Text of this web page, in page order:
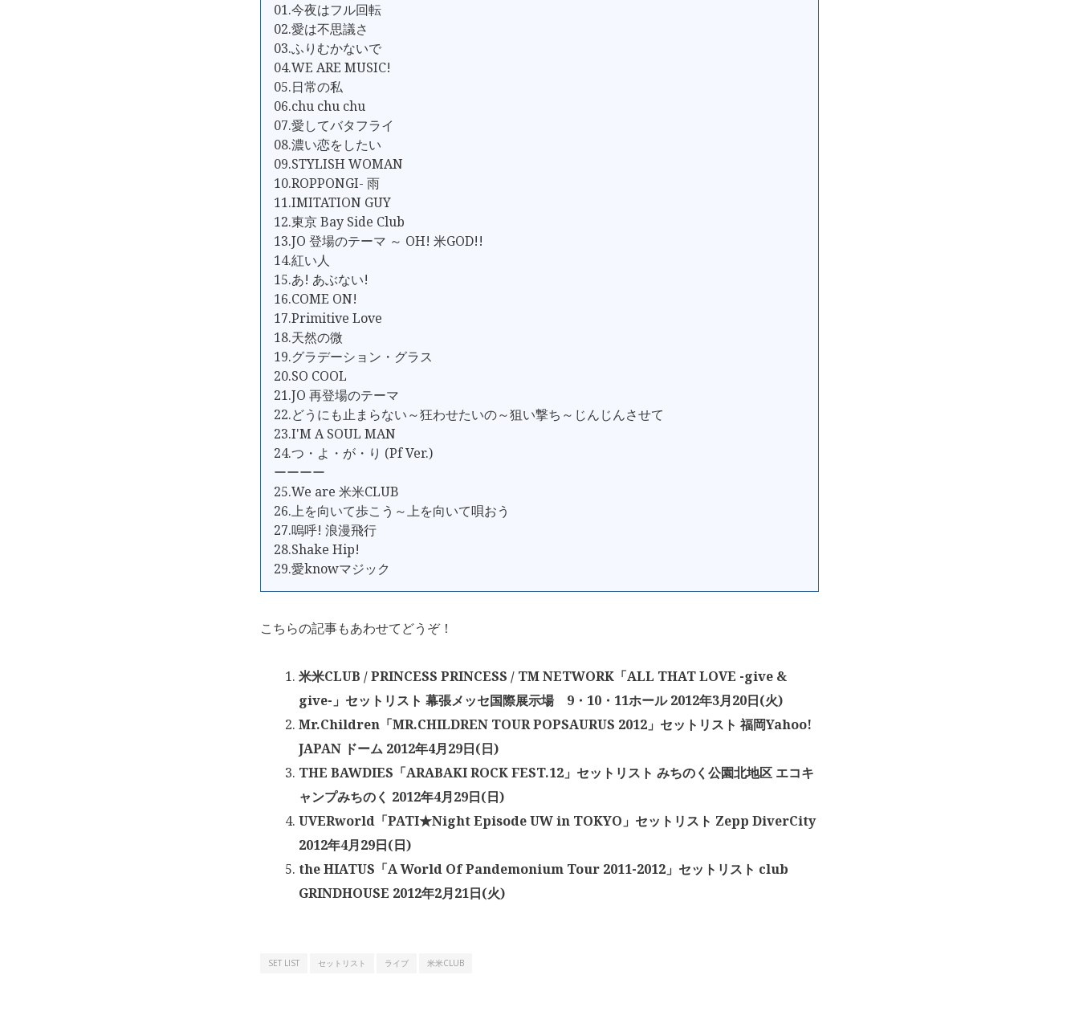
01.今夜はフル回転
02.愛は不思議さ
03.ふりむかないで
04.WE ARE MUSIC!
05.日常の私
06.chu chu chu
07.愛してバタフライ
08.濃い恋をしたい
09.STYLISH WOMAN
10.ROPPONGI- 雨
11.IMITATION GUY
12.東京 Bay Side Club
13.JO 登場のテーマ ～ OH! 米GOD!!
14.紅い人
15.あ! あぶない!
16.COME ON!
17.Primitive Love
18.天然の微
19.グラデーション・グラス
20.SO COOL
21.JO 再登場のテーマ
22.どうにも止まらない～狂わせたいの～狙い撃ち～じんじんさせて
23.I'M A SOUL MAN
24.つ・よ・が・り (Pf Ver.)
ーーーー
25.We are 米米CLUB
26.上を向いて歩こう～上を向いて唄おう
27.嗚呼! 浪漫飛行
28.Shake Hip!
29.愛knowマジック
こちらの記事もあわせてどうぞ！
米米CLUB / PRINCESS PRINCESS / TM NETWORK「ALL THAT LOVE -give &
give-」セットリスト 幕張メッセ国際展示場 9・10・11ホール 2012年3月20日(火)
Mr.Children「MR.CHILDREN TOUR POPSAURUS 2012」セットリスト 福岡Yahoo!
JAPAN ドーム 2012年4月29日(日)
THE BAWDIES「ARABAKI ROCK FEST.12」セットリスト みちのく公園北地区 エコキ
ャンプみちのく 2012年4月29日(日)
UVERworld「PATI★Night Episode UW in TOKYO」セットリスト Zepp DiverCity
2012年4月29日(日)
the HIATUS「A World Of Pandemonium Tour 2011-2012」セットリスト club
GRINDHOUSE 2012年2月21日(火)
SET LIST セットリスト ライブ 米米CLUB